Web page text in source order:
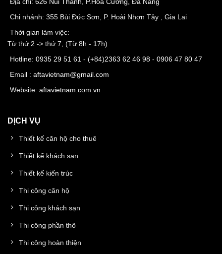
Chi nhánh: 355 Bùi Đức Sơn, P. Hoài Nhơn Tây , Gia Lai
Thời gian làm việc:
Từ thứ 2 -> thứ 7, (Từ 8h - 17h)
Hotline: 0935 29 51 61 - (+84)2363 62 46 98 - 0906 47 80 47
Email : aftavietnam@gmail.com
Website: aftavietnam.com.vn
DỊCH VỤ
Thiết kế căn hộ cho thuê
Thiết kế khách sạn
Thiết kế kiến trúc
Thi công căn hộ
Thi công khách sạn
Thi công phần thô
Thi công hoàn thiện